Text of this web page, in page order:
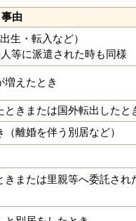
事由
生・転入など）
等に派遣された時も同様
増えたとき
ときまたは国外転出したと
離婚を伴う別居など）
または里親等へ委託され